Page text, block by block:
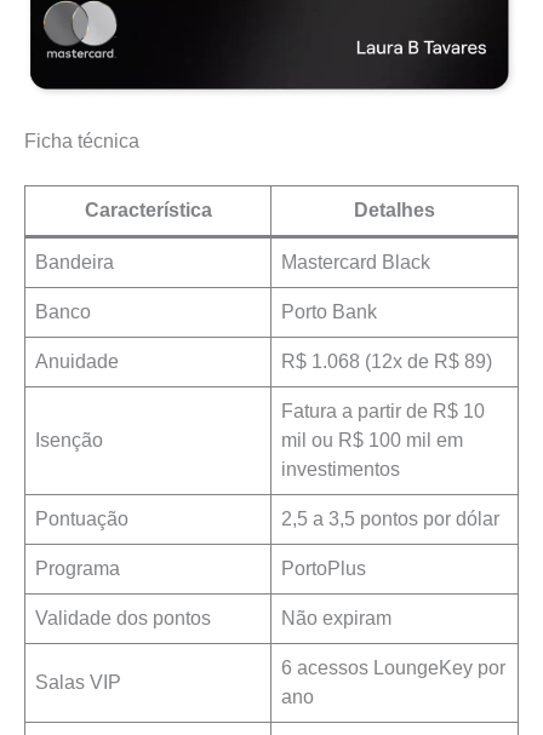
Ficha técnica
Característica Detalhes
Bandeira Mastercard Black
Banco Porto Bank
Anuidade R$ 1.068 (12x de R$ 89)
Isenção
Fatura a partir de R$ 10
mil ou R$ 100 mil em
investimentos
Pontuação 2,5 a 3,5 pontos por dólar
Programa PortoPlus
Validade dos pontos Não expiram
Salas VIP
6 acessos LoungeKey por
ano